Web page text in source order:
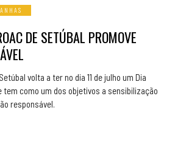
DE SETÚBAL PROMOVE
volta a ter no dia 11 de julho um Dia
tem como um dos objetivos a sensibilização
responsável.